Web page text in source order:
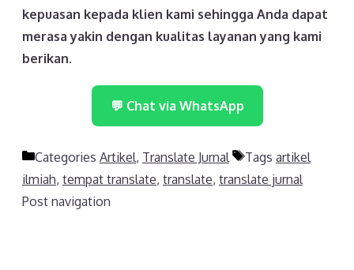
kepuasan kepada klien kami sehingga Anda dapat
merasa yakin dengan kualitas layanan yang kami
berikan.
💬 Chat via WhatsApp
Categories Artikel, Translate Jurnal Tags artikel
ilmiah, tempat translate, translate, translate jurnal
Post navigation